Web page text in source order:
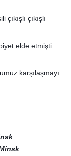
çıkışlı
elde etmişti.
karşılaşmayı